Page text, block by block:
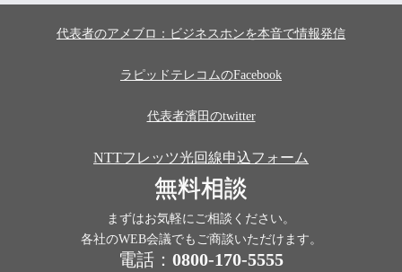
代表者のアメブロ：ビジネスホンを本音で情報発信
ラピッドテレコムのFacebook
代表者濱田のtwitter
NTTフレッツ光回線申込フォーム
無料相談
まずはお気軽にご相談ください。
各社のWEB会議でもご商談いただけます。
電話： 0800-170-5555